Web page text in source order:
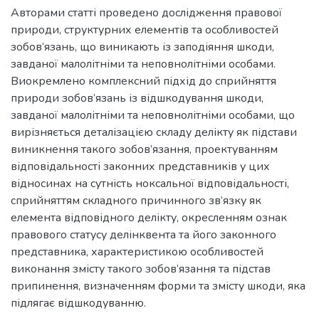
Авторами статті проведено дослідження правової
природи, структурних елементів та особливостей
зобов’язань, що виникають із заподіяння шкоди,
завданої малолітніми та неповнолітніми особами.
Виокремлено комплексний підхід до сприйняття
природи зобов’язань із відшкодування шкоди,
завданої малолітніми та неповнолітніми особами, що
вирізняється деталізацією складу делікту як підстави
виникнення такого зобов’язання, проектуванням
відповідальності законних представників у цих
відносинах на сутність ноксальної відповідальності,
сприйняттям складного причинного зв’язку як
елемента відповідного делікту, окресленням ознак
правового статусу делінквента та його законного
представника, характеристикою особливостей
виконання змісту такого зобов’язання та підстав
припинення, визначенням форми та змісту шкоди, яка
підлягає відшкодуванню.